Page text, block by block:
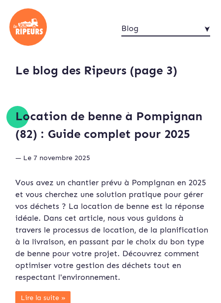
Blog
Le blog des Ripeurs (page 3)
Location de benne à Pompignan
(82) : Guide complet pour 2025
— Le 7 novembre 2025
Vous avez un chantier prévu à Pompignan en 2025
et vous cherchez une solution pratique pour gérer
vos déchets ? La location de benne est la réponse
idéale. Dans cet article, nous vous guidons à
travers le processus de location, de la planification
à la livraison, en passant par le choix du bon type
de benne pour votre projet. Découvrez comment
optimiser votre gestion des déchets tout en
respectant l'environnement.
Lire la suite »